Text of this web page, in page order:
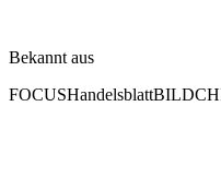
Bekannt aus
FOCUSHandelsblattBILD